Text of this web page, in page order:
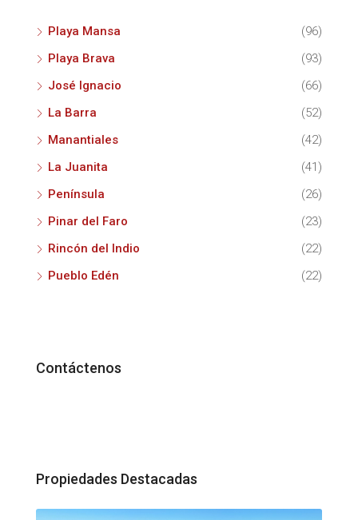
Playa Mansa
(96)
Playa Brava
(93)
José Ignacio
(66)
La Barra
(52)
Manantiales
(42)
La Juanita
(41)
Península
(26)
Pinar del Faro
(23)
Rincón del Indio
(22)
Pueblo Edén
(22)
Contáctenos
Propiedades Destacadas